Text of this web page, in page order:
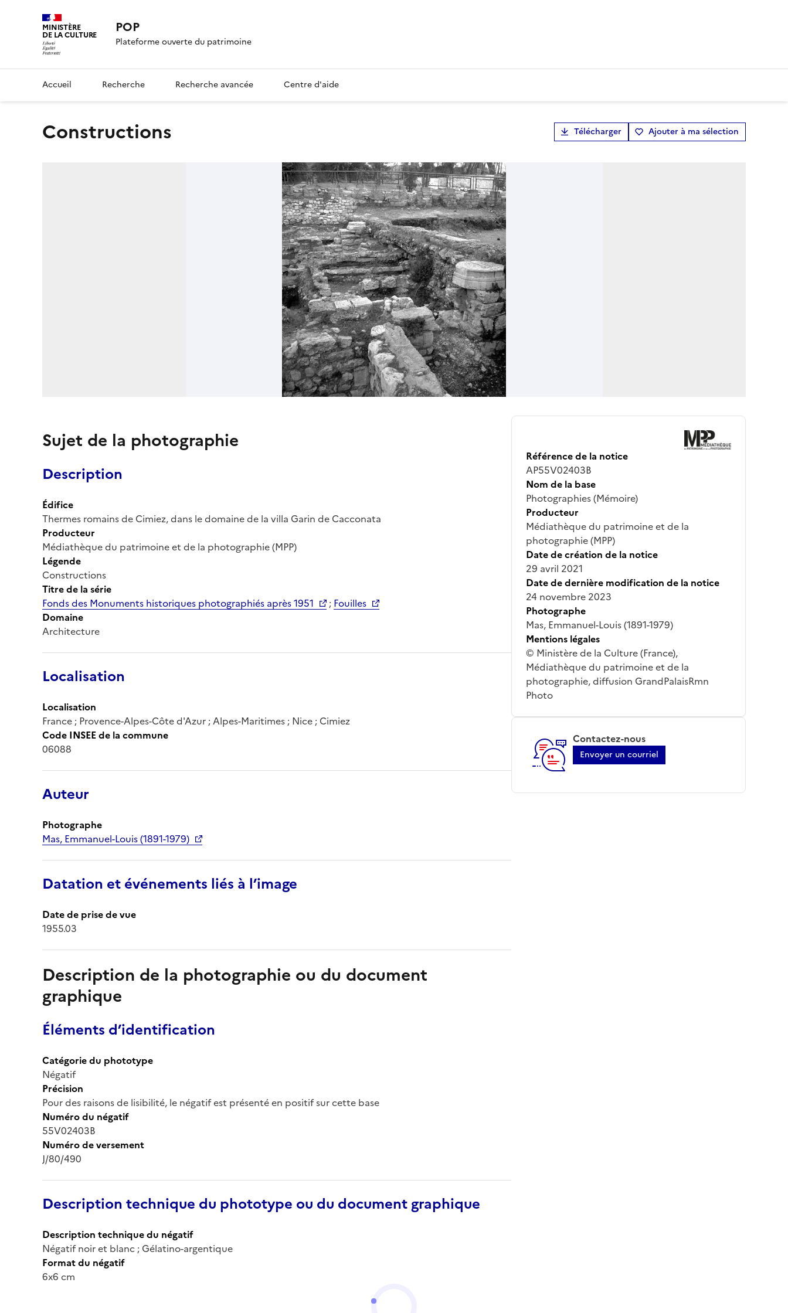
MINISTÈRE
DE LA CULTURE POP
Plateforme ouverte du patrimoine
Accueil Recherche Recherche avancée Centre d'aide
Constructions Télécharger Ajouter à ma sélection
Sujet de la photographie
Description
Édifice
Thermes romains de Cimiez, dans le domaine de la villa Garin de Cacconata
Producteur
Médiathèque du patrimoine et de la photographie (MPP)
Légende
Constructions
Titre de la série
Fonds des Monuments historiques photographiés après 1951
; Fouilles
Domaine
Architecture
Localisation
Localisation
France ; Provence-Alpes-Côte d'Azur ; Alpes-Maritimes ; Nice ; Cimiez
Code INSEE de la commune
06088
Auteur
Photographe
Mas, Emmanuel-Louis (1891-1979)
Datation et événements liés à l’image
Date de prise de vue
1955.03
Description de la photographie ou du document
graphique
Éléments d’identification
Catégorie du phototype
Négatif
Précision
Pour des raisons de lisibilité, le négatif est présenté en positif sur cette base
Numéro du négatif
55V02403B
Numéro de versement
J/80/490
Description technique du phototype ou du document graphique
Description technique du négatif
Négatif noir et blanc ; Gélatino-argentique
Format du négatif
6x6 cm
Référence de la notice
AP55V02403B
Nom de la base
Photographies (Mémoire)
Producteur
Médiathèque du patrimoine et de la
photographie (MPP)
Date de création de la notice
29 avril 2021
Date de dernière modification de la notice
24 novembre 2023
Photographe
Mas, Emmanuel-Louis (1891-1979)
Mentions légales
© Ministère de la Culture (France),
Médiathèque du patrimoine et de la
photographie, diffusion GrandPalaisRmn
Photo
Contactez-nous
Envoyer un courriel